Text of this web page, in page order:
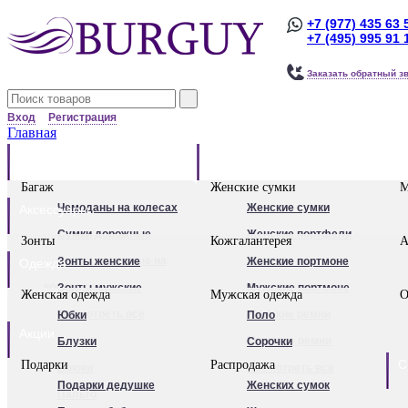
+7 (977) 435 63
+7 (495) 995 91
Заказать обратный
Вход Регистрация
Главная
Багаж
Чемоданы на колесах
Сумки дорожные
Сумки дорожные на
колесах.
Сумки - тележки
хозяйственные
Бьюти - кейсы
Кейс-пилоты
Женские сумки
Женские сумки
Женские портфели
Клатчи
Женские рюкзаки
Посмотреть все
Аксессуары
Зонты
Зонты женские
Зонты мужские
Посмотреть все
Кожгалантерея
Женские портмоне
Мужские портмоне
Женские ремни
Мужские ремни
Обложки для
автодокументов
Одежда
Женская одежда
Юбки
Блузки
Брюки
Пальто
Мужская одежда
Поло
Сорочки
Посмотреть все
Подарки
Подарки дедушке
Распродажа
Женских сумок